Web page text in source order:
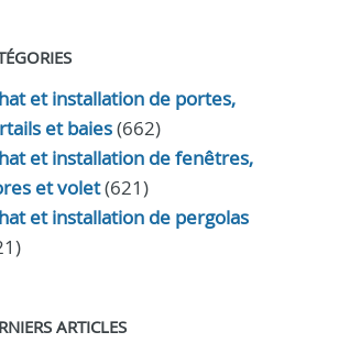
et installation de portes,
et baies(662)
et installation de fenêtres,
et volet(621)
et installation de pergolas
ARTICLES